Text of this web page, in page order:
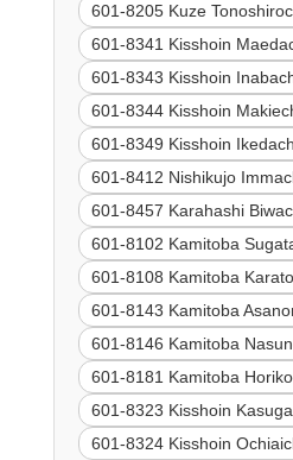
601-8205 Kuze
601-8341 Kisshoin
601-8343 Kisshoin
601-8344 Kisshoin
601-8349 Kisshoin
601-8412 Nishikujo
601-8457 Karahashi
601-8102 Kamitoba
601-8108 Kamitoba
601-8143 Kamitoba
601-8146 Kamitoba
601-8181 Kamitoba
601-8323 Kisshoin
601-8324 Kisshoin